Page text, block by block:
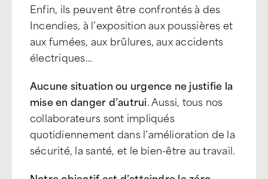
Enfin, ils peuvent être confrontés à des
Incendies, à l’exposition aux poussières et
aux fumées, aux brûlures, aux accidents
électriques…
Aucune situation ou urgence ne justifie la
mise en danger d’autrui. Aussi, tous nos
collaborateurs sont impliqués
quotidiennement dans l’amélioration de la
sécurité, la santé, et le bien-être au travail.